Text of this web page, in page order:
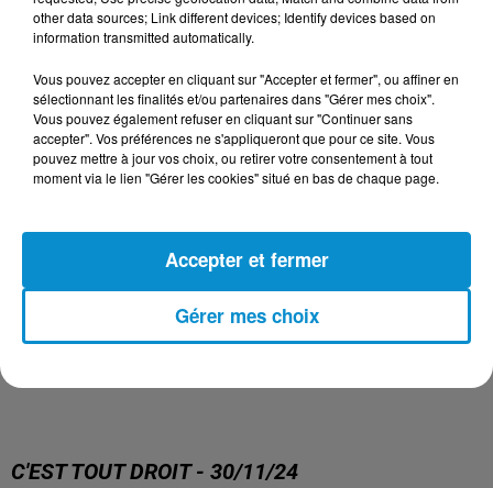
C'EST TOUT DROIT - 30/11/24
other data sources; Link different devices; Identify devices based on
information transmitted automatically.
Vous pouvez accepter en cliquant sur "Accepter et fermer", ou affiner en
sélectionnant les finalités et/ou partenaires dans "Gérer mes choix".
Vous pouvez également refuser en cliquant sur "Continuer sans
accepter". Vos préférences ne s'appliqueront que pour ce site. Vous
pouvez mettre à jour vos choix, ou retirer votre consentement à tout
moment via le lien "Gérer les cookies" situé en bas de chaque page.
Gérer mes choix
Accepter et fermer